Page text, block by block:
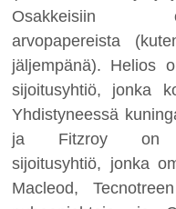
Osakkeisiin
arvopapereista
jäljempänä). Helios
sijoitusyhtiö, jonka
Yhdistyneessä
ja Fitzroy on
sijoitusyhtiö, jonka
Macleod,